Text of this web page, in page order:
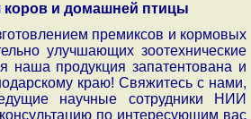
и домашней птицы
премиксов и кормовых
улучшающих зоотехнические
продукция запатентована и
краю! Свяжитесь с нами,
научные сотрудники НИИ
по интересующим вас